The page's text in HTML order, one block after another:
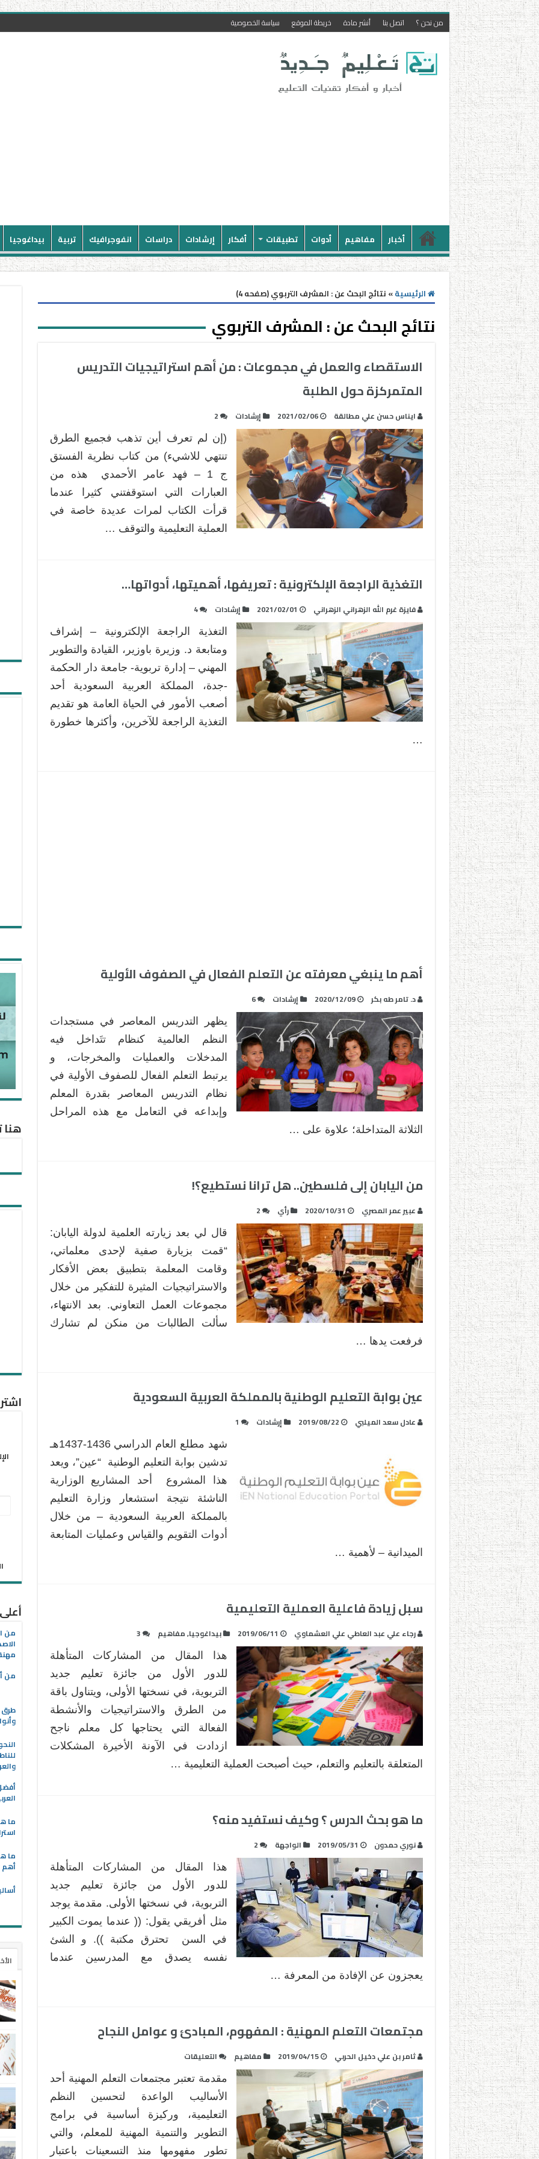
من نحن ؟ اتصل بنا أنشر مادة خريطة الموقع سياسة الخصوصية
أخبار مفاهيم أدوات تطبيقات أفكار إرشادات دراسات انفوجرافيك تربية بيداغوجيا
الرئيسية» نتائج البحث عن : المشرف التربوي (صفحه 4)
نتائج البحث عن :المشرف التربوي
الاستقصاء والعمل في مجموعات : من أهم استراتيجيات التدريس
المتمركزة حول الطلبة
ايناس حسن علي مطالقة 2021/02/06 إرشادات 2
(إن لم تعرف أين تذهب فجميع الطرق
تنتهي للاشيء) من كتاب نظرية الفستق
ج 1 – فهد عامر الأحمدي هذه من
العبارات التي استوقفتني كثيرا عندما
قرأت الكتاب لمرات عديدة خاصة في
العملية التعليمية والتوقف …
التغذية الراجعة الإلكترونية : تعريفها، أهميتها، أدواتها…
فايزة غرم الله الزهراني الزهراني 2021/02/01 إرشادات 4
التغذية الراجعة الإلكترونية – إشراف
ومتابعة د. وزيرة باوزير، القيادة والتطوير
المهني – إدارة تربوية- جامعة دار الحكمة
-جدة، المملكة العربية السعودية أحد
أصعب الأمور في الحياة العامة هو تقديم
التغذية الراجعة للآخرين، وأكثرها خطورة
…
أهم ما ينبغي معرفته عن التعلم الفعال في الصفوف الأولية
د. تامر طه بكر 2020/12/09 إرشادات 6
يظهر التدريس المعاصر في مستجدات
النظم العالمية كنظام تتَداخل فيه
المدخلات والعمليات والمخرجات، و
يرتبط التعلم الفعال للصفوف الأولية في
نظام التدريس المعاصر بقدرة المعلم
وإبداعه في التعامل مع هذه المراحل
الثلاثة المتداخلة؛ علاوة على …
من اليابان إلى فلسطين.. هل ترانا نستطيع؟!
عبير عمر المصري 2020/10/31 رأي 2
قال لي بعد زيارته العلمية لدولة اليابان:
“قمت بزيارة صفية لإحدى معلماتي،
وقامت المعلمة بتطبيق بعض الأفكار
والاستراتيجيات المثيرة للتفكير من خلال
مجموعات العمل التعاوني. بعد الانتهاء،
سألت الطالبات من منكن لم تشارك
فرفعت يدها …
عين بوابة التعليم الوطنية بالمملكة العربية السعودية
عادل سعد الميلبي 2019/08/22 إرشادات 1
شهد مطلع العام الدراسي 1436-1437هـ
تدشين بوابة التعليم الوطنية “عين”، ويعد
هذا المشروع أحد المشاريع الوزارية
الناشئة نتيجة استشعار وزارة التعليم
بالمملكة العربية السعودية – من خلال
أدوات التقويم والقياس وعمليات المتابعة
الميدانية – لأهمية …
سبل زيادة فاعلية العملية التعليمية
رجاء علي عبد العاطي علي العشماوي 2019/06/11 بيداغوجيا,مفاهيم 3
هذا المقال من المشاركات المتأهلة
للدور الأول من جائزة تعليم جديد
التربوية، في نسختها الأولى، ويتناول باقة
من الطرق والاستراتيجيات والأنشطة
الفعالة التي يحتاجها كل معلم ناجح
ازدادت في الآونة الأخيرة المشكلات
المتعلقة بالتعليم والتعلم، حيث أصبحت العملية التعليمية …
ما هو بحث الدرس ؟ وكيف نستفيد منه؟
نوري حمدون 2019/05/31 الواجهة 2
هذا المقال من المشاركات المتأهلة
للدور الأول من جائزة تعليم جديد
التربوية، في نسختها الأولى. مقدمة يوجد
مثل أفريقي يقول: (( عندما يموت الكبير
في السن تحترق مكتبة )). و الشئ
نفسه يصدق مع المدرسين عندما
يعجزون عن الإفادة من المعرفة …
مجتمعات التعلم المهنية : المفهوم، المبادئ و عوامل النجاح
ثامر بن علي دخيل الحربي 2019/04/15 مفاهيم التعليقات
التعلم
المهنية
المفهوم،
المبادئ
و
مقدمة تعتبر مجتمعات التعلم المهنية أحد
الأساليب الواعدة لتحسين النظم
التعليمية، وركيزة أساسية في برامج
التطوير والتنمية المهنية للمعلم، والتي
تطور مفهومها منذ التسعينات باعتبار
هنا
من
من
طرق
ما
ما
أهم